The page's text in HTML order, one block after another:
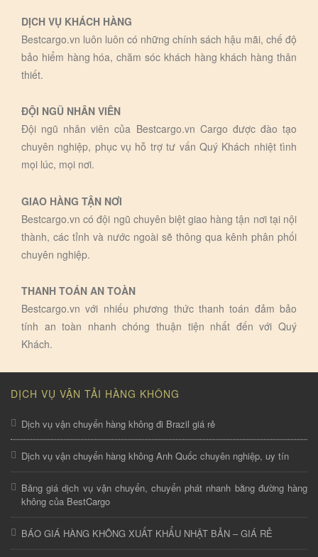
DỊCH VỤ KHÁCH HÀNG
Bestcargo.vn luôn luôn có những chính sách hậu mãi, chế độ
bảo hiểm hàng hóa, chăm sóc khách hàng khách hàng thân
thiết.
ĐỘI NGŨ NHÂN VIÊN
Đội ngũ nhân viên của Bestcargo.vn Cargo được đào tạo
chuyên nghiệp, phục vụ hỗ trợ tư vấn Quý Khách nhiệt tình
mọi lúc, mọi nơi.
GIAO HÀNG TẬN NƠI
Bestcargo.vn có đội ngũ chuyên biệt giao hàng tận nơi tại nội
thành, các tỉnh và nước ngoài sẽ thông qua kênh phân phối
chuyên nghiệp.
THANH TOÁN AN TOÀN
Bestcargo.vn với nhiếu phương thức thanh toán đảm bảo
tính an toàn nhanh chóng thuận tiện nhất đến với Quý
Khách.
DỊCH VỤ VẬN TẢI HÀNG KHÔNG
Dịch vụ vận chuyển hàng không đi Brazil giá rẻ
Dịch vụ vận chuyển hàng không Anh Quốc chuyên nghiệp, uy tín
Bảng giá dịch vụ vận chuyển, chuyển phát nhanh bằng đường hàng
không của BestCargo
BÁO GIÁ HÀNG KHÔNG XUẤT KHẨU NHẬT BẢN – GIÁ RẺ